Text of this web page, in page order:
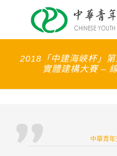
2018「中建海峽杯」
實體建構大賽 –
中華青